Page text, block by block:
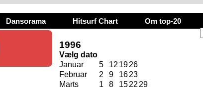
Dansorama Hitsurf Chart Om top-20
1996
Vælg dato
Januar
5 12 1926
Februar
2 9 1623
Marts
1 8 1522 29